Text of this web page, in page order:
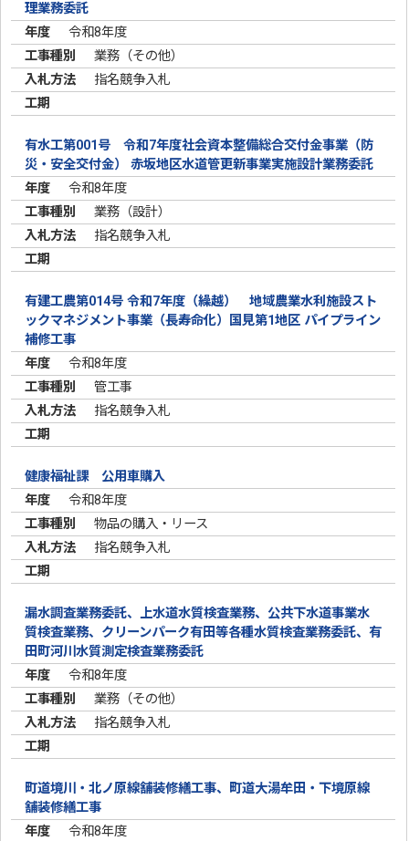
理業務委託
令和8年度
業務（その他）
指名競争入札
有水工第001号 令和7年度社会資本整備総合交付金事業（防
災・安全交付金） 赤坂地区水道管更新事業実施設計業務委託
令和8年度
業務（設計）
指名競争入札
有建工農第014号 令和7年度（繰越） 地域農業水利施設スト
ックマネジメント事業（長寿命化）国見第1地区 パイプライン
補修工事
令和8年度
管工事
指名競争入札
健康福祉課 公用車購入
令和8年度
物品の購入・リース
指名競争入札
漏水調査業務委託、上水道水質検査業務、公共下水道事業水
質検査業務、クリーンパーク有田等各種水質検査業務委託、有
田町河川水質測定検査業務委託
令和8年度
業務（その他）
指名競争入札
町道境川・北ノ原線舗装修繕工事、町道大湯牟田・下境原線
舗装修繕工事
令和8年度